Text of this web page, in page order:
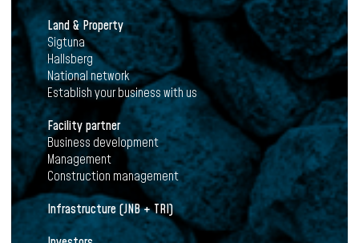
Land & Property
Sigtuna
Hallsberg
National network
Establish your business with us
Facility partner
Business development
Management
Construction management
Infrastructure (JNB + TRI)